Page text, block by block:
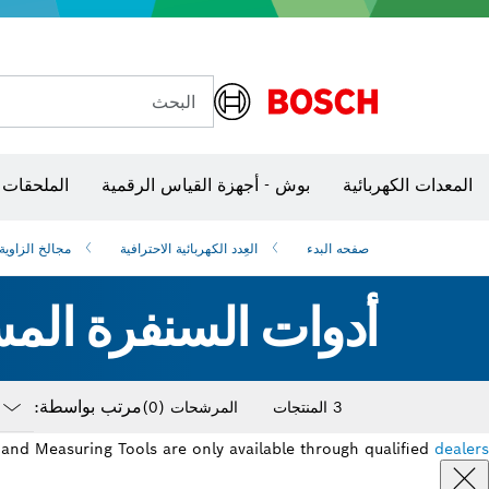
البحث
المعدات الكهربائية بوش - أجهزة القياس الرقمية
صفحه البدء العِدد الكهربائية الاحترافية مجالخ
أدوات السنفرة
3 المنتجات المرشحات (0) مرتب بواسطة:
Measuring Tools are only available through qualified dealers